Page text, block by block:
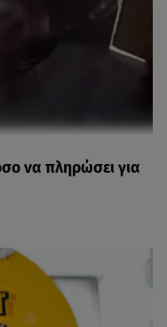
να πληρώσει για